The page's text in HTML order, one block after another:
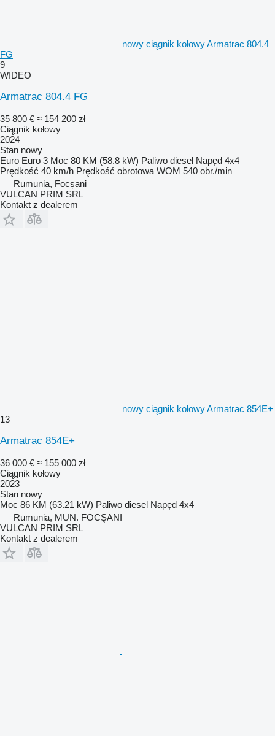
nowy ciągnik kołowy Armatrac 804.4
FG
9
WIDEO
Armatrac 804.4 FG
35 800 € ≈ 154 200 zł
Ciągnik kołowy
2024
Stan nowy
Euro Euro 3 Moc 80 KM (58.8 kW) Paliwo diesel Napęd 4x4
Prędkość 40 km/h Prędkość obrotowa WOM 540 obr./min
Rumunia, Focșani
VULCAN PRIM SRL
Kontakt z dealerem
nowy ciągnik kołowy Armatrac 854E+
13
Armatrac 854E+
36 000 € ≈ 155 000 zł
Ciągnik kołowy
2023
Stan nowy
Moc 86 KM (63.21 kW) Paliwo diesel Napęd 4x4
Rumunia, MUN. FOCŞANI
VULCAN PRIM SRL
Kontakt z dealerem